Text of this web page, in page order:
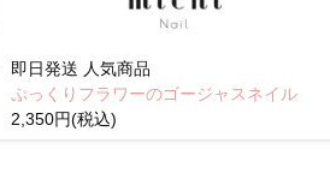
即日発送 人気商品
ぷっくりフラワーのゴージャスネイル
2,350円(税込)